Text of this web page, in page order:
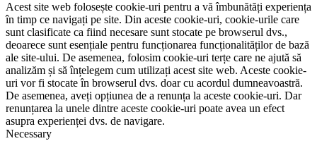
Acest site web folosește cookie-uri pentru a vă îmbunătăți experiența
în timp ce navigați pe site. Din aceste cookie-uri, cookie-urile care
sunt clasificate ca fiind necesare sunt stocate pe browserul dvs.,
deoarece sunt esențiale pentru funcționarea funcționalităților de bază
ale site-ului. De asemenea, folosim cookie-uri terțe care ne ajută să
analizăm și să înțelegem cum utilizați acest site web. Aceste cookie-
uri vor fi stocate în browserul dvs. doar cu acordul dumneavoastră.
De asemenea, aveți opțiunea de a renunța la aceste cookie-uri. Dar
renunțarea la unele dintre aceste cookie-uri poate avea un efect
asupra experienței dvs. de navigare.
Necessary